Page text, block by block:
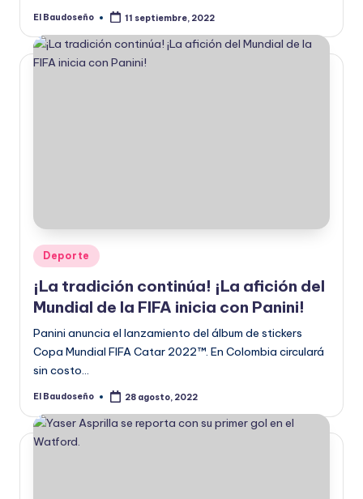
Publicado
El Baudoseño 11 septiembre, 2022
Publicado
en
Deporte
¡La tradición continúa! ¡La afición del
Mundial de la FIFA inicia con Panini!
Panini anuncia el lanzamiento del álbum de stickers
Copa Mundial FIFA Catar 2022™. En Colombia circulará
sin costo…
Publicado
El Baudoseño 28 agosto, 2022